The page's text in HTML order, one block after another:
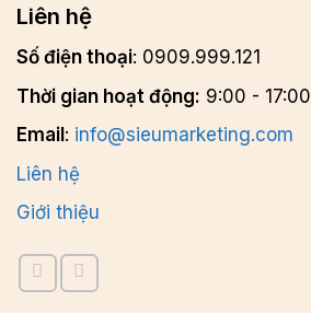
Liên hệ
Số điện thoại: 0909.999.121
Thời gian hoạt động: 9:00 - 17:00
Email : info@sieumarketing.com
Liên hệ
Giới thiệu